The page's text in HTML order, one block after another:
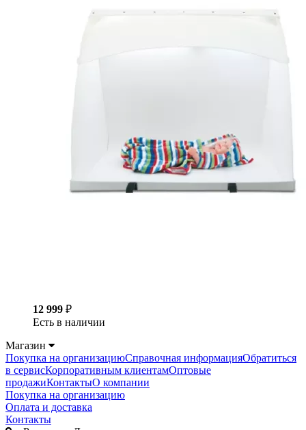
12 999 ₽
Есть в наличии
Магазин
Покупка на организациюСправочная информацияОбратиться
в сервисКорпоративным клиентамОптовые
продажиКонтактыО компании
Покупка на организацию
Оплата и доставка
Контакты